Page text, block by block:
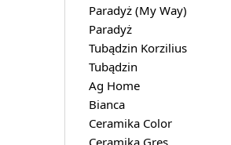
Paradyż (My Way)
Paradyż
Tubądzin Korzilius
Tubądzin
Ag Home
Bianca
Ceramika Color
Ceramika Gres